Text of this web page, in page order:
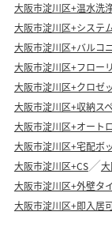
大阪市淀川区+温水洗
大阪市淀川区+システ
大阪市淀川区+バルコ
大阪市淀川区+フロー
大阪市淀川区+クロゼ
大阪市淀川区+収納ス
大阪市淀川区+オート
大阪市淀川区+宅配ボ
大阪市淀川区+CS
大阪市淀川区+外壁タ
大阪市淀川区+即入居